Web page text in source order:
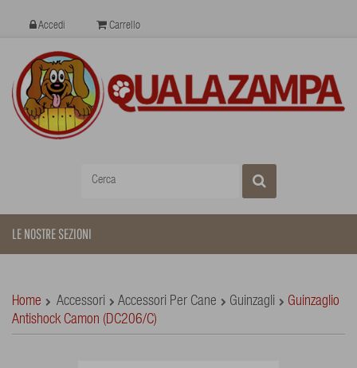
Accedi Carrello
LE NOSTRE SEZIONI
Home Accessori Accessori Per Cane Guinzagli
Guinzaglio
Antishock Camon (DC206/C)